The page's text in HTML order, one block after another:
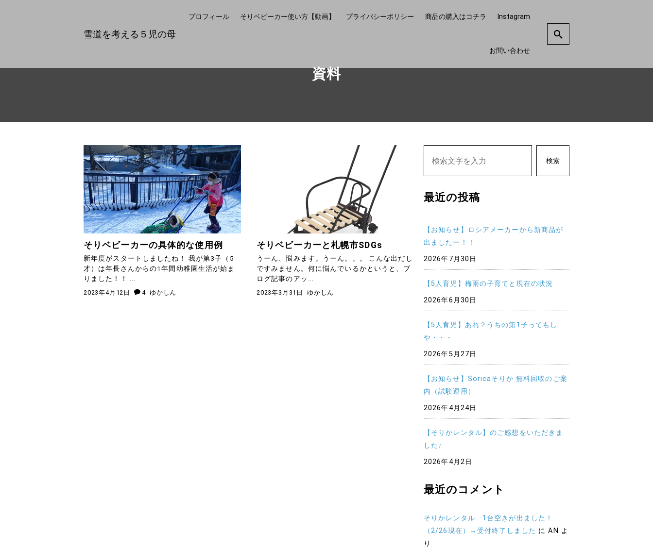
雪道を考える５児の母
プロフィール そりベビーカー使い方【動画】 プライバシーポリシー 商品の購入はコチラ Instagram
お問い合わせ
資料
そりベビーカーの具体的な使用例
新年度がスタートしましたね！ 我が第3子（5
才）は年長さんからの1年間幼稚園生活が始ま
りました！！ ...
2023年4月12日 4 ゆかしん
そりベビーカーと札幌市SDGs
うーん、悩みます。うーん。。。 こんな出だし
ですみません。何に悩んでいるかというと、ブ
ログ記事のアッ...
2023年3月31日 ゆかしん
検索
最近の投稿
【お知らせ】ロシアメーカーから新商品が
出ましたー！！
2026年7月30日
【5人育児】梅雨の子育てと現在の状況
2026年6月30日
【5人育児】あれ？うちの第1子ってもし
や・・・
2026年5月27日
【お知らせ】Soricaそりか 無料回収のご案
内（試験運用）
2026年4月24日
【そりかレンタル】のご感想をいただきま
した♪
2026年4月2日
最近のコメント
そりかレンタル 1台空きが出ました！
（2/26現在）→受付終了しました にAN よ
り